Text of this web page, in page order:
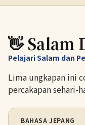
👋 Salam
Pelajari Salam dan
Lima ungkapan ini
percakapan sehari-
BAHASA JEPANG